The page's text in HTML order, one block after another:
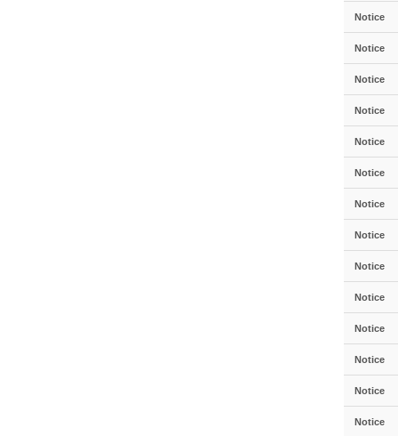
Notice
Notice
Notice
Notice
Notice
Notice
Notice
Notice
Notice
Notice
Notice
Notice
Notice
Notice